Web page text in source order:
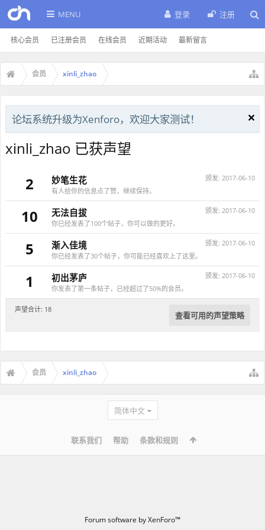
MENU
核心会员 已注册会员 在线会员 近期活动 最新留言
登录 注册
会员 xinli_zhao
论坛系统升级为Xenforo，欢迎大家测试！
xinli_zhao 已获声望
2
颁发: 2017-06-10
妙笔生花
有人给你的信息点了赞，继续保持。
10 颁发: 2017-06-10
无法自拔
你已经发表了100个帖子，你可以做的更好。
5 颁发: 2017-06-10
渐入佳境
你已经发表了30个帖子，你可能已经喜欢上了这里。
1 颁发: 2017-06-10
初出茅庐
你发表了第一条帖子，已经超过了50%的会员。
声望合计: 18
查看可用的声望策略
会员 xinli_zhao
简体中文
联系我们 帮助 条款和规则
Forum software by XenForo™